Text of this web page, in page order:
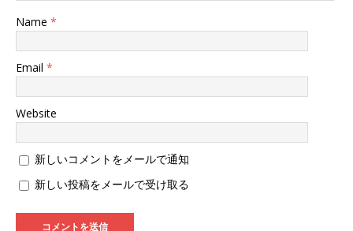
Name *
Email *
Website
新しいコメントをメールで通知
新しい投稿をメールで受け取る